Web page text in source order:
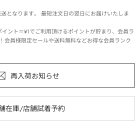
となります。 最短注文日の翌日にお届けいたしま
ント＝¥1でご利用頂けるポイントが貯まり、会員ラ
会員様限定セールや送料無料などお得な会員ランク